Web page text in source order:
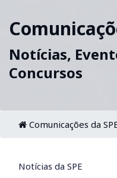
Notícias,
Concursos
Comunicações da
Notícias da SPE